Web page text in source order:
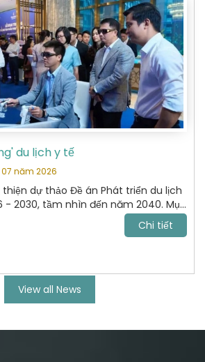
du lịch y tế
năm 2026
thiện dự thảo Đề án Phát triển du lịch
- 2030, tầm nhìn đến năm 2040. Mục
VN trở thành điểm đến chăm sóc sức
trong khu vực Đông Nam Á và
Chi tiết
View all News